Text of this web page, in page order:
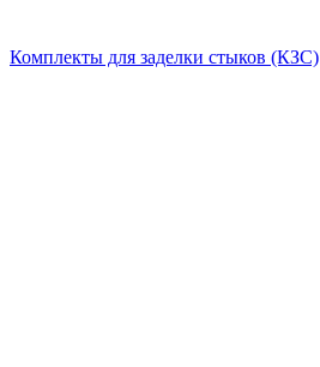
Комплекты для заделки стыков (КЗС)